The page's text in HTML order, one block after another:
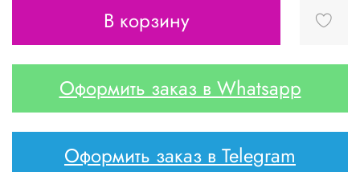
В корзину
Оформить заказ в Whatsapp
Оформить заказ в Telegram